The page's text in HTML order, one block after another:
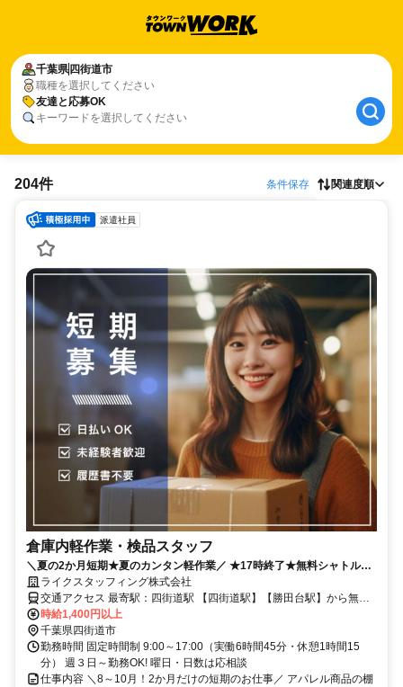
千葉県 四街道市
職種を選択してください
友達と応募OK
キーワードを選択してください
204件 条件保存 関連度順
派遣社員
倉庫内軽作業・検品スタッフ
＼夏の2か月短期★夏のカンタン軽作業／ ★17時終了★無料シャトルバ
スあり★1日6時間45分だけ★
ライクスタッフィング株式会社
交通アクセス 最寄駅：四街道駅 【四街道駅】【勝田台駅】から無料
シャトルバスあり
時給1,400円以上
千葉県四街道市
勤務時間 固定時間制 9:00～17:00（実働6時間45分・休憩1時間15
分） 週３日～勤務OK! 曜日・日数は応相談
仕事内容 ＼8～10月！2か月だけの短期のお仕事／ アパレル商品の棚